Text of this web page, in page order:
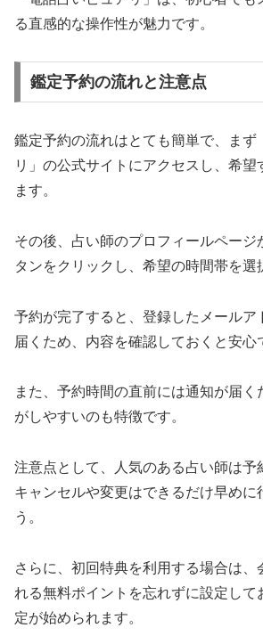
る直感的な操作性が魅力です。
鑑定予約の流れと注意点
鑑定予約の流れはとても簡単で、まず
リ」の公式サイトにアクセスし、希望
ます。
その後、占い師のプロフィールページ
タンをクリックし、希望の時間帯を選
予約が完了すると、登録したメールア
届くため、内容を確認しておくと安心
また、予約時間の直前には通知が届
がしやすいのも特徴です。
注意点として、人気のある占い師は予
キャンセルや変更はできるだけ早めに
う。
さらに、初回特典を利用する場合は、
れる無料ポイントを忘れずに設定して
定が始められます。